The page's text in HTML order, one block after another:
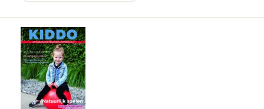
Marieke van Boven
Joanna Brands
Iris Brandsteder
Karin Brandt
Dirk Brants